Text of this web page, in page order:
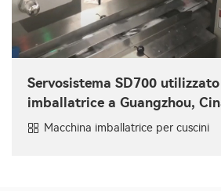
Servosistema SD700
imballatrice a Guangzhou,
Macchina imballatrice per cuscini